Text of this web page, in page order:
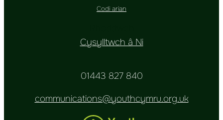
Codi arian
Cysylltwch â Ni
01443 827 840
communications@youthcymru.org.uk